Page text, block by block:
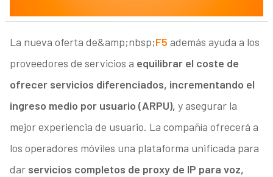
La nueva oferta de&amp;nbsp;F5 además ayuda a los
proveedores de servicios a equilibrar el coste de
ofrecer servicios diferenciados, incrementando el
ingreso medio por usuario (ARPU), y asegurar la
mejor experiencia de usuario. La compañía ofrecerá a
los operadores móviles una plataforma unificada para
dar servicios completos de proxy de IP para voz,